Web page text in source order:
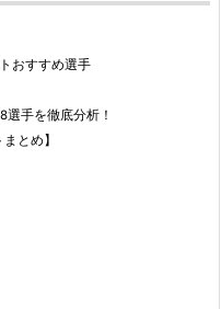
おすすめ選手
手を徹底分析！
とめ】